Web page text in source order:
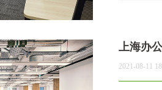
上海办
2021-08-11